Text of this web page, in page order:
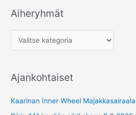
Aiheryhmät
A
y
Ajankohtaiset
Kaarinan Inner Wheel